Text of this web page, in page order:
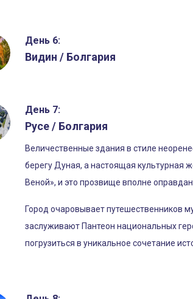
День 6:
Видин / Болгария
День 7:
Русе / Болгария
Величественные здания в стиле
берегу Дуная, а настоящая культурная
Веной», и это прозвище вполне
Город очаровывает путешественников
заслуживают Пантеон национальных
погрузиться в уникальное сочетание